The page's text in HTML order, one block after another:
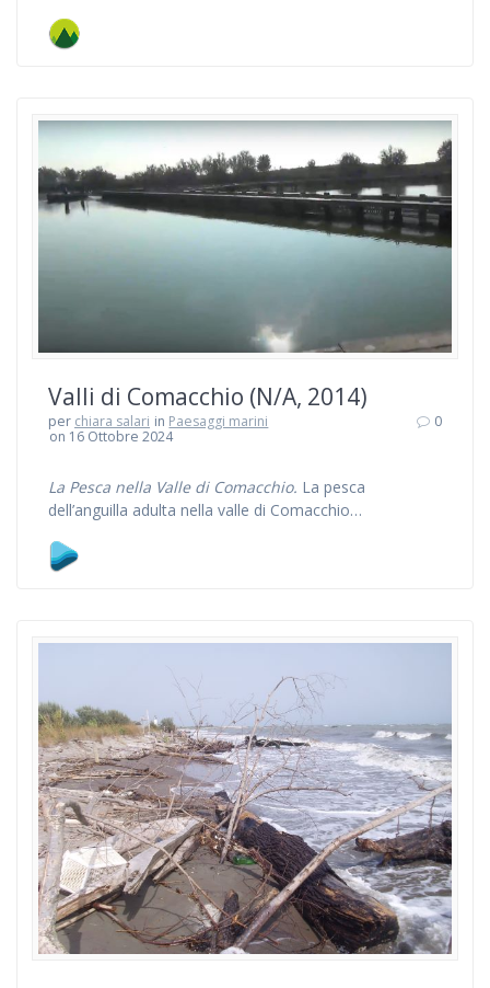
Valli di Comacchio (N/A, 2014)
per chiara salari in Paesaggi marini
on 16 Ottobre 2024
0
La Pesca nella Valle di Comacchio. La pesca
dell’anguilla adulta nella valle di Comacchio…